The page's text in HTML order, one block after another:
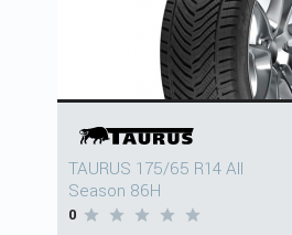
TAURUS 175/65 R14 All
Season 86H
0